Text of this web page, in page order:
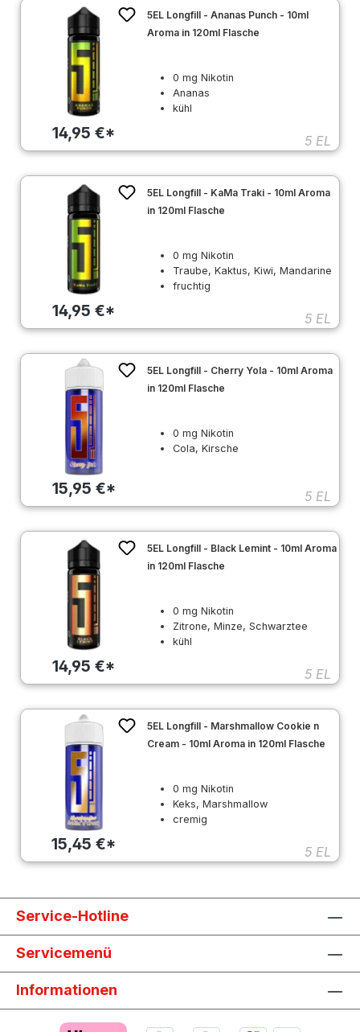
14,95 €*
5EL Longfill - Ananas Punch - 10ml
Aroma in 120ml Flasche
0 mg Nikotin
Ananas
kühl
5 EL
14,95 €*
5EL Longfill - KaMa Traki - 10ml Aroma
in 120ml Flasche
0 mg Nikotin
Traube, Kaktus, Kiwi, Mandarine
fruchtig
5 EL
15,95 €*
5EL Longfill - Cherry Yola - 10ml Aroma
in 120ml Flasche
0 mg Nikotin
Cola, Kirsche
5 EL
14,95 €*
5EL Longfill - Black Lemint - 10ml Aroma
in 120ml Flasche
0 mg Nikotin
Zitrone, Minze, Schwarztee
kühl
5 EL
15,45 €*
5EL Longfill - Marshmallow Cookie n
Cream - 10ml Aroma in 120ml Flasche
0 mg Nikotin
Keks, Marshmallow
cremig
5 EL
Service-Hotline
Servicemenü
Informationen